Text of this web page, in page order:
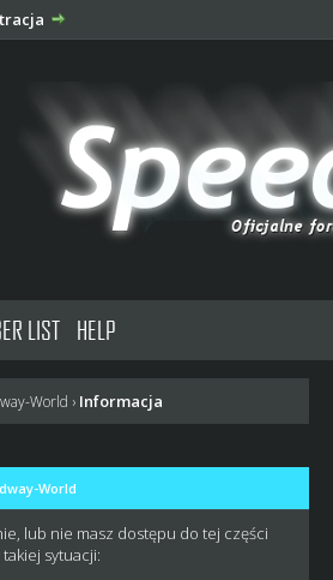
LIST HELP
World › Informacja
World
lub nie masz dostępu do tej części
sytuacji: